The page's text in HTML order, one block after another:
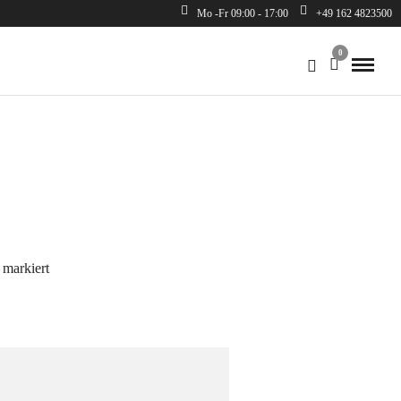
Mo -Fr 09:00 - 17:00 +49 162 4823500
0
markiert